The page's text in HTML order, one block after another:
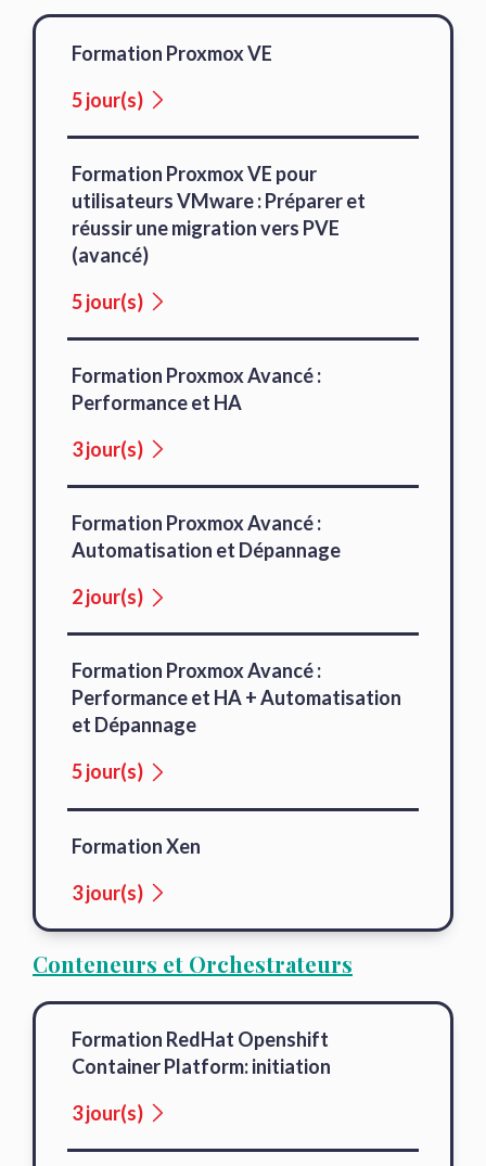
Formation Proxmox VE
5 jour(s)
Formation Proxmox VE pour
utilisateurs VMware : Préparer et
réussir une migration vers PVE
(avancé)
5 jour(s)
Formation Proxmox Avancé :
Performance et HA
3 jour(s)
Formation Proxmox Avancé :
Automatisation et Dépannage
2 jour(s)
Formation Proxmox Avancé :
Performance et HA + Automatisation
et Dépannage
5 jour(s)
Formation Xen
3 jour(s)
Conteneurs et Orchestrateurs
Formation RedHat Openshift
Container Platform: initiation
3 jour(s)